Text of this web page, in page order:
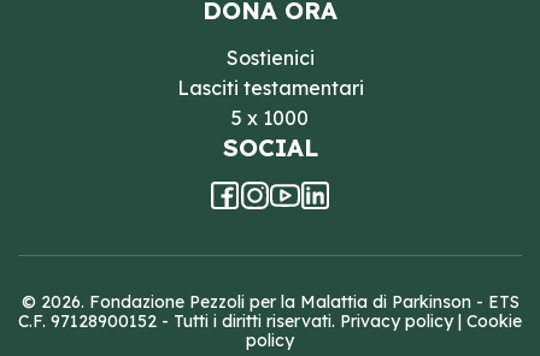
DONA ORA
Sostienici
Lasciti testamentari
5 x 1000
SOCIAL
© 2026. Fondazione Pezzoli per la Malattia di Parkinson - ETS
C.F. 97128900152 - Tutti i diritti riservati. Privacy policy| Cookie
policy